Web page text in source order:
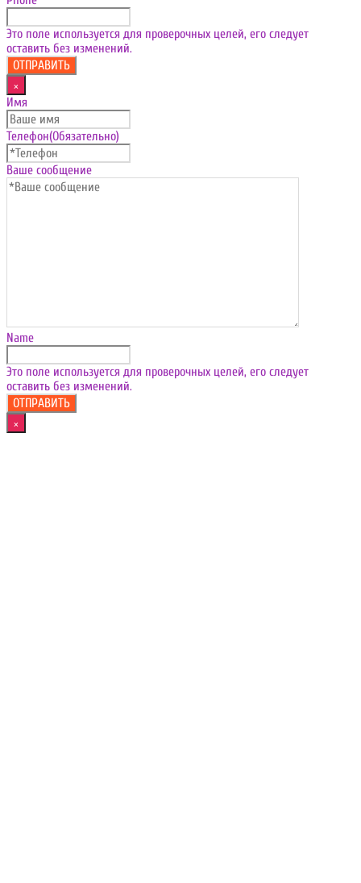
Это поле используется для проверочных целей, его следует
оставить без изменений.
×
Имя
Телефон(Обязательно)
Ваше сообщение
Name
Это поле используется для проверочных целей, его следует
оставить без изменений.
×